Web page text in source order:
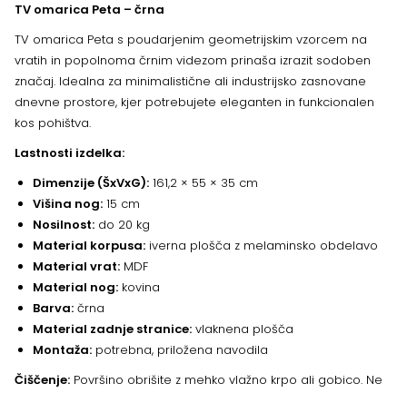
TV omarica Peta – črna
TV omarica Peta s poudarjenim geometrijskim vzorcem na
vratih in popolnoma črnim videzom prinaša izrazit sodoben
značaj. Idealna za minimalistične ali industrijsko zasnovane
dnevne prostore, kjer potrebujete eleganten in funkcionalen
kos pohištva.
Lastnosti izdelka:
Dimenzije (ŠxVxG): 161,2 × 55 × 35 cm
Višina nog: 15 cm
Nosilnost: do 20 kg
Material korpusa: iverna plošča z melaminsko obdelavo
Material vrat: MDF
Material nog: kovina
Barva: črna
Material zadnje stranice: vlaknena plošča
Montaža: potrebna, priložena navodila
Čiščenje: Površino obrišite z mehko vlažno krpo ali gobico. Ne